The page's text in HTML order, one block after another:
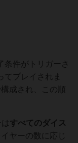
条件がトリガーさ
てプレイされま
成され、この順
すべてのダイス
ヤーの数に応じ